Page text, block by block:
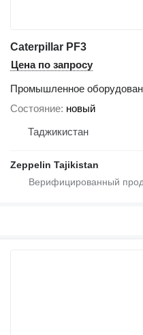
Caterpillar PF3
Цена по запросу
Промышленное
Состояние новый
Таджикистан
Zeppelin Tajikistan